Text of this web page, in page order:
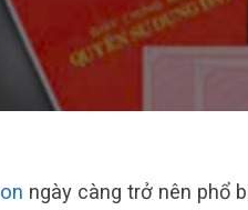
ngày càng trở nên phổ